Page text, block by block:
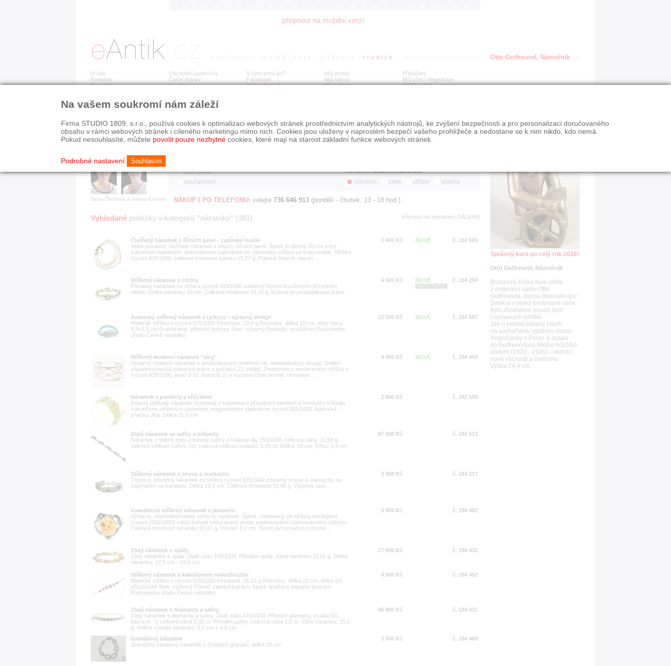
přepnout na mobilní verzi
O nás
Kontakty
Recenze
Obchodní podmínky
Časté dotazy
Ceník
V čem jsme jiní?
Facebook
Výkup šperků
Můj prodej
Můj nákup
Moje album
Přihlášení
Můj účet / Registrace
GDPR/AML
Jsme prověřená firma
Zákazníci u nás oceňují:
■ odborné zázemí
■ bezpečné prostředí
Dana Čechová a Jolana Králová
RYCHLÉ HLEDÁNÍ
HISTORICKÉ OBDOBÍ
všechno
před r. 1800
od r. 1940
současnost
STÁŘÍ NABÍDKY
všechno
jen poslední den
ŘAZENÍ
nejnovější napřed
podle cen sestupně
SLEVY
jen slevy
ŠPERKY DLE MATERIÁLU
všechno
zlato stříbro platina
NÁKUP I PO TELEFONU: volejte 736 646 913 (pondělí - čtvrtek, 13 - 18 hod.)
Vyhledané položky v kategorii "náramky" (381) přechod na zobrazení GALERIE
Čtyřřadý náramek z říčních perel - zapínání mašle
Velmi půvabný, čtyřřadý náramek z bílých, říčních perel. Šperk je dlouhý 20 cm a byl
zakončen malebným, dekorativním zapínáním ze zlaceného stříbra ve tvaru mašle. Stříbro
ryzosti 835/1000, celková hmotnost šperku 15,37 g. Pojistný řetízek zlacen ...
2 400 Kč NOVÉ č. 184 569
Stříbrný náramek s citríny
Půvabný náramek ze stříbra ryzosti 925/1000 zdobený čtyřmi broušenými přírodními
citríny. Délka náramku 19 cm. Celková hmotnost 19,10 g. Krásná prvorepubliková práce.
4 500 Kč NOVÉ
OBJEDNÁNO
č. 184 294
Autorský stříbrný náramek s tyrkysy – výrazný design
Materiál: stříbro o ryzosti 925/1000 Hmotnost: 19,8 g Rozměry: délka 19 cm, míry hlavy
5,3×2,5 cm Drahokamy: přírodní tyrkysy Stav: výborný Doklady: osvědčení Puncovního
úřadu České republiky
22 500 Kč NOVÉ č. 184 587
Stříbrný moderní náramek "vlny"
Výrazný moderní náramek s prořezávaným motivem vln, minimalistický design. Solidní
západoevropská zlatnická práce z počátku 21. století. Zhotoveno z nezlaceného stříbra o
ryzosti 925/1000; punc S-61 (kamzík 2) a ryzostní číslo zevnitř. Hmotnos ...
4 400 Kč NOVÉ č. 184 464
Náramek s peridoty a křišťálem
Krásný pětiřadý náramek vyrobený z kombinace přírodních peridotů a horského křišťálu
zakončený stříbrným zlaceným, magnetickým zapínáním ryzosti 925/1000. Autorská
značka JKa. Délka 21,0 cm.
2 800 Kč č. 183 509
Zlatý náramek se safíry a brilianty
Náramek z bílého zlata zdobený safíry a brilianty. Au 750/1000, celková váha: 11,58 g,
celková velikost safírů: 7ct, celková velikost briliantů: 1,05 ct. Délka: 18 cm, šířka: 0,4 cm.
87 500 Kč č. 184 513
Stříbrný náramek s onyxy a markazity
Třpytivý, půvabný náramek ze stříbra ryzosti 925/1000 zdobený onyxy a markazity, se
zapínáním na karabinu. Délka 19,5 cm. Celková hmotnost 31,96 g. Výborný stav.
3 900 Kč č. 184 217
Grandiozní stříbrný náramek s jantarem
Výrazný, nepřehlédnutelný stříbrný náramek. Šperk, zhotovený ze stříbra sterlingové
ryzosti (925/1000) zdobí bohatě inkluzovaný jantar, podmanivého zlatomedového odstínu.
Celková hmotnost náramku 37,41 g. Průměr 6,2 cm. Šperk byl označen ryzostní ...
5 900 Kč č. 184 482
Zlatý náramek s opály
Zlatý náramek s opály. Žluté zlato 375/1000. Přírodní opály. Váha náramku 13,61 g. Délka
náramku: 17,5 cm - 19,5 cm.
27 800 Kč č. 184 432
Stříbrný náramek s kabošonem rodochrozitu
Materiál: stříbro o ryzosti 925/1000 Hmotnost: 26,31 g Rozměry: délka 22 cm, délka lze
přizpůsobit Stav: výborný Původ: zlatnická práce, šperk opatřený platným puncem
Puncovního úřadu České republiky.
4 500 Kč č. 184 452
Zlatý náramek s diamanty a safíry
Zlatý náramek s diamanty a safíry. Žluté zlato 375/1000. Přírodní diamanty, kvalita SI1,
barva:H - I, celková váha 0,35 ct. Přírodní safíry, celková váha 1,5 ct. Váha náramku: 15,2
g. Vnitřní rozměr náramku: 5,7 cm x 4,8 cm.
46 800 Kč č. 184 431
Granátový náramek
Starožitný článkový náramek z českých granátů, délka 20 cm .
3 500 Kč č. 184 469
Otto Gutfreund, Námořník
Správný kurs po celý rok 2026!
Otto Gutfreund, Námořník
Bronzová soška byla odlita
z originální sádry Otto
Gutfreunda, kterou posoudil doc.
Šetlík a v rámci limitované série
bylo zhotoveno pouze šest
číslovaných odlitků.
Jde o nerealizovaný návrh
na sochařskou výzdobu domu
Anglobanky v Praze a spadá
do Gutfreundova třetího tvůrčího
období (1920 - 1925) - období
nové věcnosti a civilismu.
Výška 24,4 cm.
Na vašem soukromí nám záleží
Firma STUDIO 1809, s.r.o., používá cookies k optimalizaci webových stránek prostřednictvím analytických nástrojů, ke zvýšení bezpečnosti a pro personalizaci doručovaného
obsahu v rámci webových stránek i cíleného marketingu mimo nich. Cookies jsou uloženy v naprostém bezpečí vašeho prohlížeče a nedostane se k nim nikdo, kdo nemá.
Pokud nesouhlasíte, můžete povolit pouze nezbytné cookies, které mají na starost základní funkce webových stránek.
Podrobné nastavení Souhlasím